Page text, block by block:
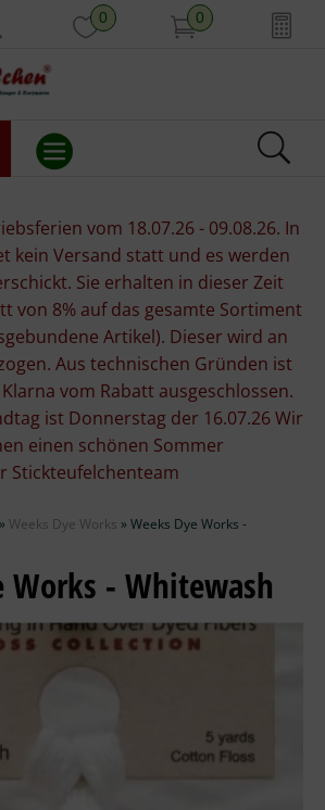
0 0
vom 18.07.26 - 09.08.26. In
kein Versand statt und es werden
Sie erhalten in dieser Zeit
von 8% auf das gesamte Sortiment
Artikel). Dieser wird an
Aus technischen Gründen ist
vom Rabatt ausgeschlossen.
ist Donnerstag der 16.07.26 Wir
einen schönen Sommer
Stickteufelchenteam
» Weeks Dye Works »Weeks Dye Works -
Works - Whitewash